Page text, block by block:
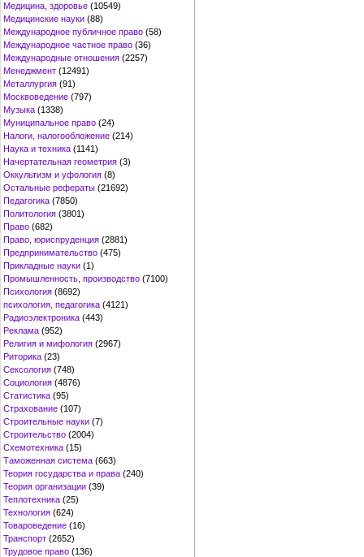
Медицина, здоровье (10549)
Медицинские науки (88)
Международное публичное право (58)
Международное частное право (36)
Международные отношения (2257)
Менеджмент (12491)
Металлургия (91)
Москвоведение (797)
Музыка (1338)
Муниципальное право (24)
Налоги, налогообложение (214)
Наука и техника (1141)
Начертательная геометрия (3)
Оккультизм и уфология (8)
Остальные рефераты (21692)
Педагогика (7850)
Политология (3801)
Право (682)
Право, юриспруденция (2881)
Предпринимательство (475)
Прикладные науки (1)
Промышленность, производство (7100)
Психология (8692)
психология, педагогика (4121)
Радиоэлектроника (443)
Реклама (952)
Религия и мифология (2967)
Риторика (23)
Сексология (748)
Социология (4876)
Статистика (95)
Страхование (107)
Строительные науки (7)
Строительство (2004)
Схемотехника (15)
Таможенная система (663)
Теория государства и права (240)
Теория организации (39)
Теплотехника (25)
Технология (624)
Товароведение (16)
Транспорт (2652)
Трудовое право (136)